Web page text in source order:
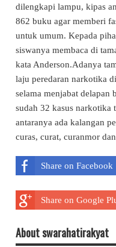
dilengkapi lampu, kipas
862 buku agar memberi
untuk umum. Kepada
siswanya membaca di
kata Anderson.Adanya
laju peredaran narkotika
selama menjabat delapan
sudah 32 kasus narkotika
antaranya ada kalangan
curas, curat, curanmor
Share on Facebook
Share on Google
About swarahatirakyat